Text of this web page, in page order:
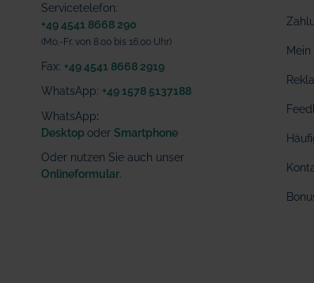
Servicetelefon:
+49 4541 8668 290
(Mo.-Fr. von 8.00 bis 16.00 Uhr)
Fax: +49 4541 8668 2919
WhatsApp: +49 1578 5137188
WhatsApp:
Desktop oder Smartphone
Oder nutzen Sie auch unser
Onlineformular.